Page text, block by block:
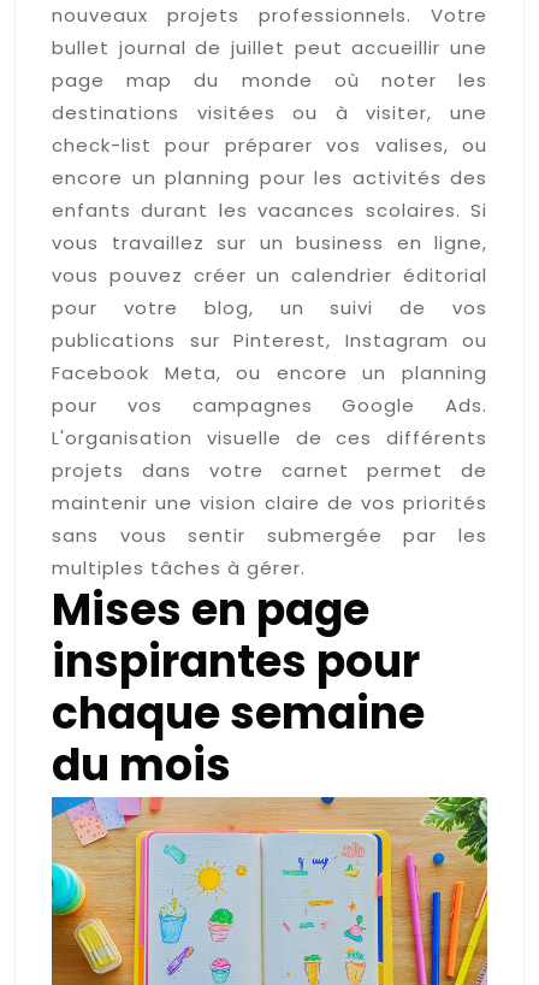
nouveaux projets professionnels. Votre
bullet journal de juillet peut accueillir une
page map du monde où noter les
destinations visitées ou à visiter, une
check-list pour préparer vos valises, ou
encore un planning pour les activités des
enfants durant les vacances scolaires. Si
vous travaillez sur un business en ligne,
vous pouvez créer un calendrier éditorial
pour votre blog, un suivi de vos
publications sur Pinterest, Instagram ou
Facebook Meta, ou encore un planning
pour vos campagnes Google Ads.
L'organisation visuelle de ces différents
projets dans votre carnet permet de
maintenir une vision claire de vos priorités
sans vous sentir submergée par les
multiples tâches à gérer.
Mises en page
inspirantes pour
chaque semaine
du mois